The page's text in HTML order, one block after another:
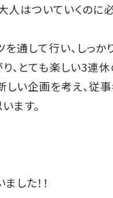
人はついていくのに
通して行い、しっか
、とても楽しい3連
しい企画を考え、従
ます。
した！！